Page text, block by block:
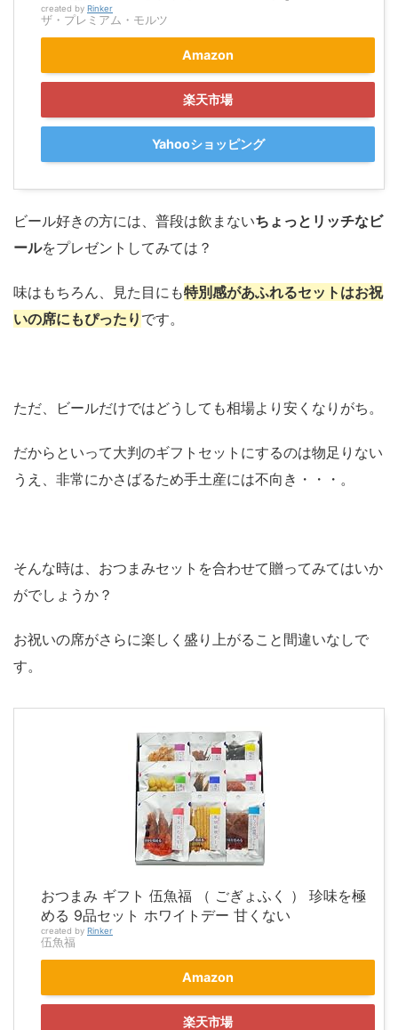
created by Rinker
ザ・プレミアム・モルツ
Amazon
楽天市場
Yahooショッピング
ビール好きの方には、普段は飲まないちょっとリッチなビ
ールをプレゼントしてみては？
味はもちろん、見た目にも特別感があふれるセットはお祝
いの席にもぴったり です。
ただ、ビールだけではどうしても相場より安くなりがち。
だからといって大判のギフトセットにするのは物足りない
うえ、非常にかさばるため手土産には不向き・・・。
そんな時は、おつまみセットを合わせて贈ってみてはいか
がでしょうか？
お祝いの席がさらに楽しく盛り上がること間違いなしで
す。
おつまみ ギフト 伍魚福 （ ごぎょふく ） 珍味を極
める 9品セット ホワイトデー 甘くない
created by Rinker
伍魚福
Amazon
楽天市場